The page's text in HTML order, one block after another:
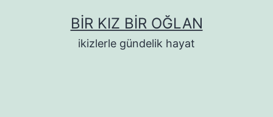
BIR KIZ BIR OĞLAN
ikizlerle gündelik hayat